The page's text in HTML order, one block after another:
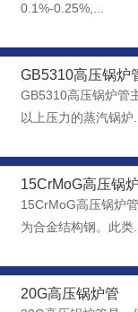
0.1%-0.25%,...
GB5310高压锅炉
GB5310高压锅炉管
以上压力的蒸汽锅炉
15CrMoG高压锅
15CrMoG高压锅炉
为合金结构钢。此类
20G高压锅炉管